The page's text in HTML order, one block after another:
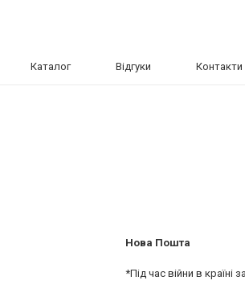
Каталог Відгуки Контакти
Нова Пошта
*Під час війни в країні